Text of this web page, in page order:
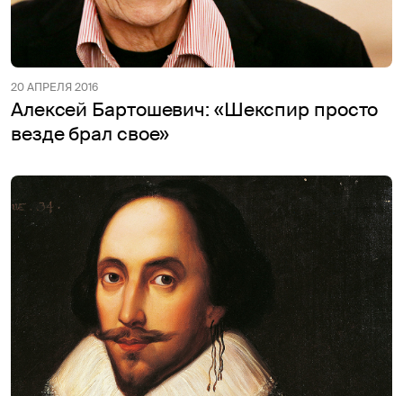
20 АПРЕЛЯ 2016
Алексей Бартошевич: «Шекспир просто
везде брал свое»